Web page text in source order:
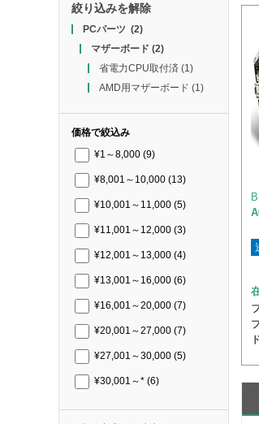
絞り込みを解除
PCパーツ (2)
マザーボード (2)
省電力CPU取付済(1)
AMD用マザーボード (1)
価格で絞込み
¥1～8,000 (9)
¥8,001～10,000 (13)
¥10,001～11,000 (5)
¥11,001～12,000 (3)
¥12,001～13,000 (4)
¥13,001～16,000 (6)
¥16,001～20,000 (7)
¥20,001～27,000 (7)
¥27,001～30,000 (5)
¥30,001～* (6)